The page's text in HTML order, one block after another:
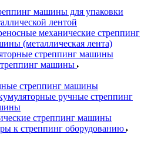
машины для упаковки
лентой
механические стреппинг
(металлическая лента)
стреппинг машины
машины
стреппинг машины
ручные стреппинг
стреппинг машины
к стреппинг оборудованию